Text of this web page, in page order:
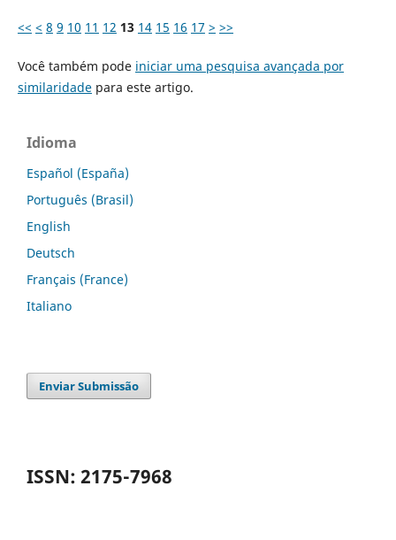
<< < 8 9 10 11 12 13 14 15 16 17 > >>
Você também pode iniciar uma pesquisa avançada por
similaridadepara este artigo.
Idioma
Español (España)
Português (Brasil)
English
Deutsch
Français (France)
Italiano
Enviar Submissão
ISSN: 2175-7968